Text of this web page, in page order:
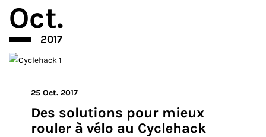
Oct.
2017
25 Oct. 2017
Des solutions pour mieux
rouler à vélo au Cyclehack